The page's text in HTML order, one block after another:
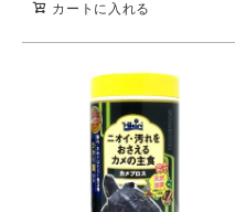
カートに入れる